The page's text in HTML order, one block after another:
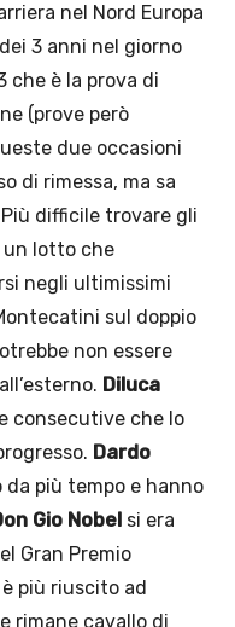
nel Nord Europa
3 anni nel giorno
che è la prova di
(prove però
due occasioni
di rimessa, ma sa
difficile trovare gli
un lotto che
negli ultimissimi
sul doppio
non essere
Diluca
consecutive che lo
Dardo
più tempo e hanno
Gio Nobel si era
Gran Premio
più riuscito ad
rimane cavallo di